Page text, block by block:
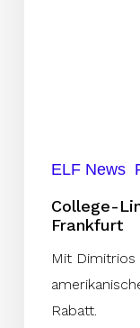
ELF News
College-
Frankfurt
Mit
Rabatt.